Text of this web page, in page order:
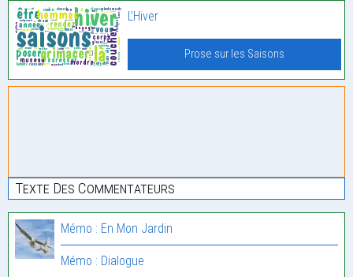
L’Hiver
Prose sur les Saisons
Texte Des Commentateurs
Mémo : En Mon Jardin
Mémo : Dialogue